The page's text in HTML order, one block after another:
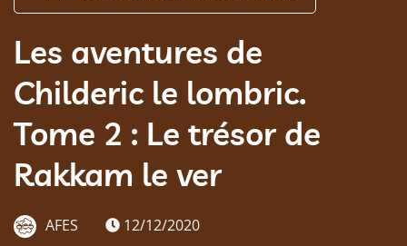
Les aventures de
Childeric le lombric.
Tome 2 : Le trésor de
Rakkam le ver
AFES
12/12/2020